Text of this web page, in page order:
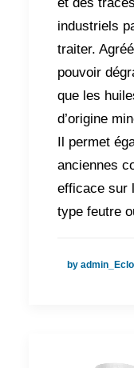
et des
industriels
traiter.
pouvoir
que les
d’origine
Il permet
anciennes
efficace sur
type feutre
by